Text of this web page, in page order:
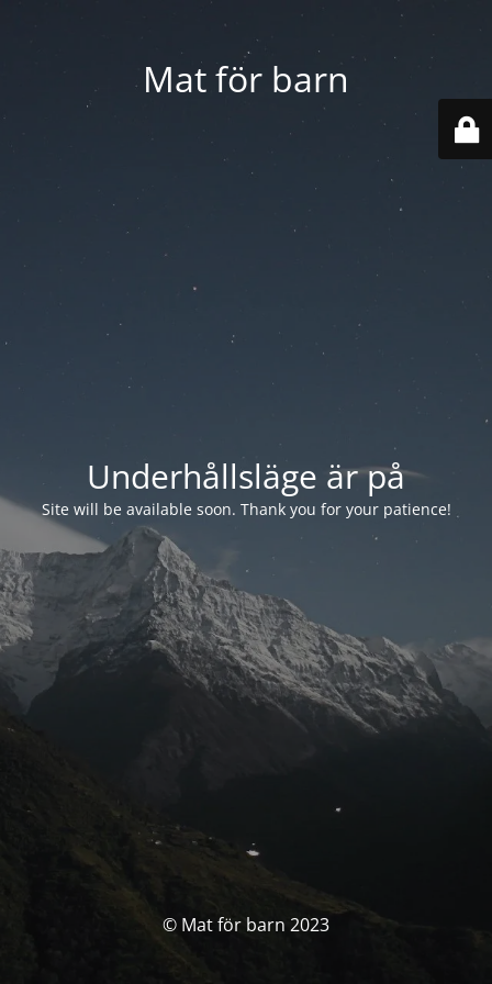
Mat för barn
Underhållsläge är på
Site will be available soon. Thank you for your patience!
© Mat för barn 2023